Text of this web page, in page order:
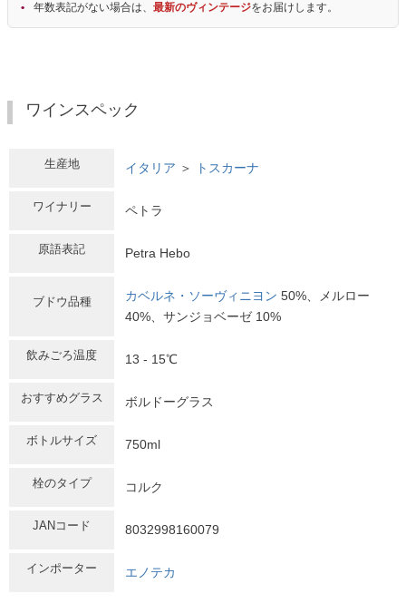
年数表記がない場合は、 最新のヴィンテージをお届けします。
ワインスペック
生産地 イタリア ＞ トスカーナ
ワイナリー ペトラ
原語表記 Petra Hebo
ブドウ品種 カベルネ・ソーヴィニヨン 50%、メルロー
40%、サンジョベーゼ 10%
飲みごろ温度 13 - 15℃
おすすめグラス ボルドーグラス
ボトルサイズ 750ml
栓のタイプ コルク
JANコード 8032998160079
インポーター エノテカ